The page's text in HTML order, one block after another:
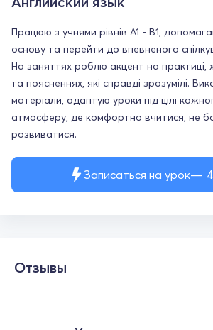
Записаться на урок
Працюю з учнями рівнів A1 - B1,
основу та перейти до впевненого
На заняттях роблю акцент на практиці,
та поясненнях, які справді зрозумілі.
матеріали, адаптую уроки під цілі
атмосферу, де комфортно вчитися, не
розвиватися.
Отзывы